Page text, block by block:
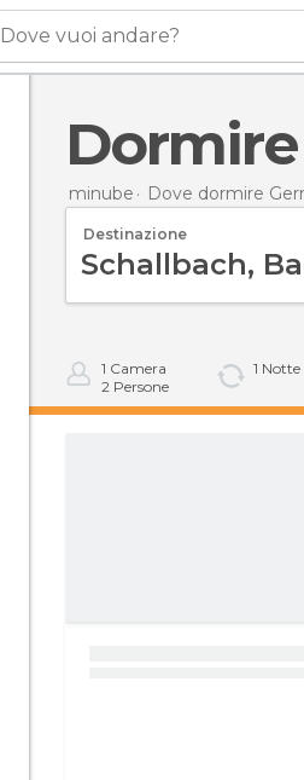
Dove vuoi andare?
minube Dove dormire
Destinazione
1 Camera
2 Persone
1 Notte